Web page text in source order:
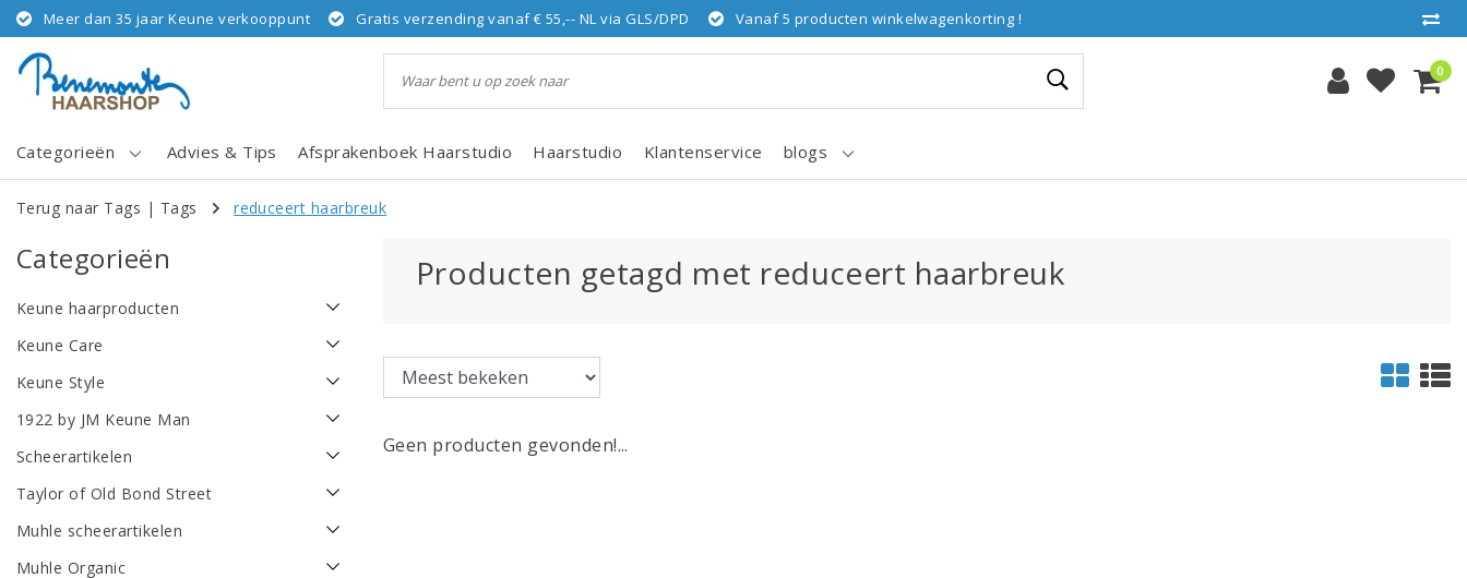
Meer dan 35 jaar Keune verkooppunt Gratis verzending vanaf € 55,-- NL via GLS/DPD Vanaf 5 producten winkelwagenkorting !
0
Categorieën Advies & Tips Afsprakenboek Haarstudio Haarstudio Klantenservice blogs
Terug naar Tags | Tags reduceert haarbreuk
Categorieën
Keune haarproducten
Keune Care
Keune Style
1922 by JM Keune Man
Scheerartikelen
Taylor of Old Bond Street
Muhle scheerartikelen
Muhle Organic
Producten getagd met reduceert haarbreuk
Geen producten gevonden!...